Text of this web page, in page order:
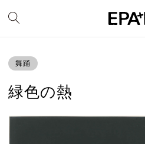
舞踊
緑色の熱